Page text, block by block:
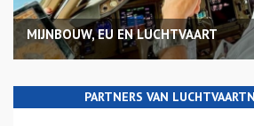
MIJNBOUW, EU EN LUCHTVAART
PARTNERS VAN